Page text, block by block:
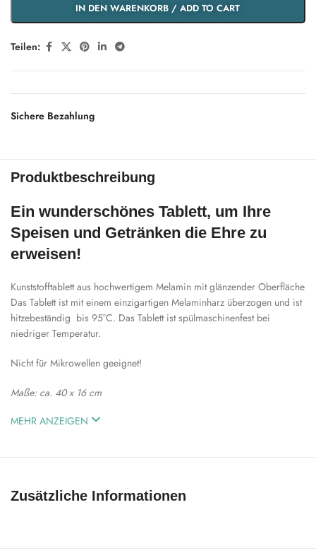
IN DEN WARENKORB / ADD TO CART
Teilen:
Sichere Bezahlung
Produktbeschreibung
Ein wunderschönes Tablett, um Ihre
Speisen und Getränken die Ehre zu
erweisen!
Kunststofftablett aus hochwertigem Melamin mit glänzender Oberfläche
Das Tablett ist mit einem einzigartigen Melaminharz überzogen und ist
hitzebeständig bis 95°C. Das Tablett ist spülmaschinenfest bei
niedriger Temperatur.
Nicht für Mikrowellen geeignet!
Maße: ca. 40 x 16 cm
MEHR ANZEIGEN
Zusätzliche Informationen